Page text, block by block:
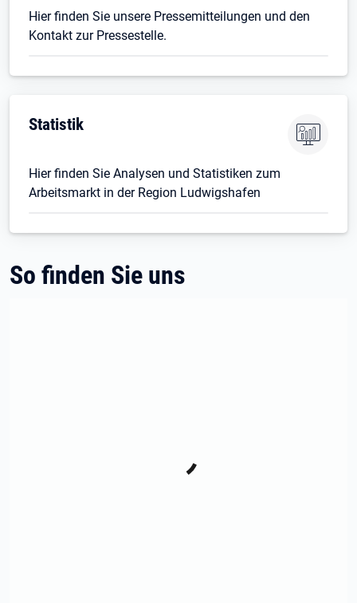
Hier finden Sie unsere Pressemitteilungen und den
Kontakt zur Pressestelle.
Statistik
Hier finden Sie Analysen und Statistiken zum
Arbeitsmarkt in der Region Ludwigshafen
So finden Sie uns